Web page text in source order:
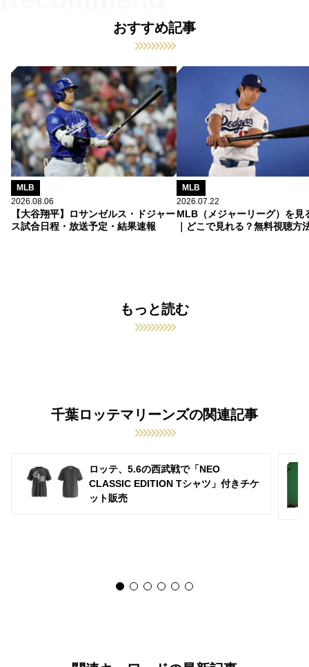
おすすめ記事
MLB
2026.08.06
【大谷翔平】ロサンゼルス・ドジャー
ス試合日程・放送予定・結果速報
MLB
2026.07.22
MLB（メジャーリーグ）を見
｜どこで見れる？無料視聴方
もっと読む
千葉ロッテマリーンズの関連記事
ロッテ、5.6の西武戦で「NEO
CLASSIC EDITION Tシャツ」付きチケ
ット販売